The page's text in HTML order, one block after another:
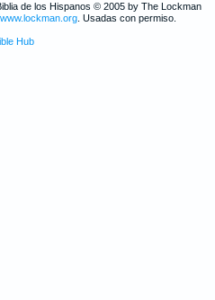
de los Hispanos © 2005 by The Lockman
. Usadas con permiso.
Hub